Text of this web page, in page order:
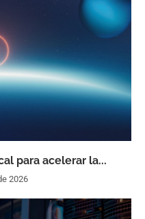
para acelerar la...
2026